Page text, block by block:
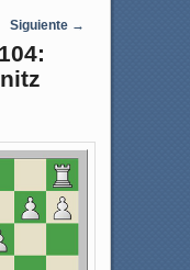
Siguiente →